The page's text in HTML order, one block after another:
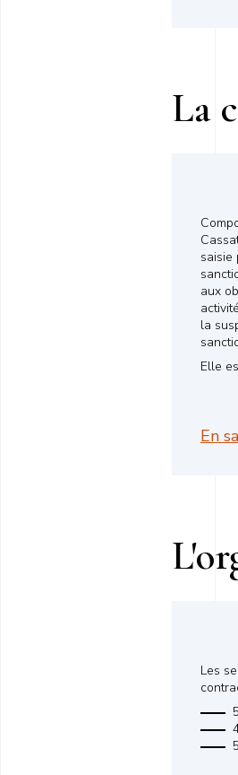
La
saisie
aux
la
Elle
En
Les